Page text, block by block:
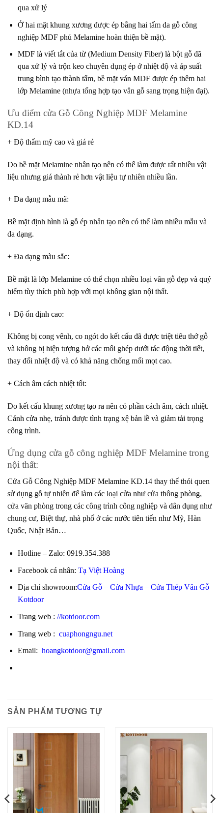
qua xử lý
Ở hai mặt khung xương được ép bằng hai tấm da gỗ công
nghiệp MDF phủ Melamine hoàn thiện bề mặt).
MDF là viết tắt của từ (Medium Density Fiber) là bột gỗ đã
qua xử lý và trộn keo chuyên dụng ép ở nhiệt độ và áp suất
trung bình tạo thành tấm, bề mặt ván MDF được ép thêm hai
lớp Melamine (nhựa tổng hợp tạo vân gỗ sang trọng hiện đại).
Ưu điểm cửa Gỗ Công Nghiệp MDF Melamine
KD.14
+ Độ thẩm mỹ cao và giá rẻ
Do bề mặt Melamine nhân tạo nên có thể làm được rất nhiều vật
liệu nhưng giá thành rẻ hơn vật liệu tự nhiên nhiều lần.
+ Đa dạng mẫu mã:
Bề mặt định hình là gỗ ép nhân tạo nên có thể làm nhiều mẫu và
đa dạng.
+ Đa dạng màu sắc:
Bề mặt là lớp Melamine có thể chọn nhiều loại vân gỗ đẹp và quý
hiếm tùy thích phù hợp với mọi không gian nội thất.
+ Độ ổn định cao:
Không bị cong vênh, co ngót do kết cấu đã được triệt tiêu thớ gỗ
và không bị hiện tượng hở các mối ghép dưới tác động thời tiết,
thay đổi nhiệt độ và có khả năng chống mối mọt cao.
+ Cách âm cách nhiệt tốt:
Do kết cấu khung xương tạo ra nên có phần cách âm, cách nhiệt.
Cánh cửa nhẹ, tránh được tình trạng xệ bản lề và giảm tải trọng
công trình.
Ứng dụng cửa gỗ công nghiệp MDF Melamine trong
nội thất:
Cửa Gỗ Công Nghiệp MDF Melamine KD.14 thay thế thói quen
sử dụng gỗ tự nhiên để làm các loại cửa như cửa thông phòng,
cửa văn phòng trong các công trình công nghiệp và dân dụng như
chung cư, Biệt thự, nhà phố ở các nước tiên tiến như Mỹ, Hàn
Quốc, Nhật Bản…
Hotline – Zalo: 0919.354.388
Facebook cá nhân: Tạ Việt Hoàng
Địa chỉ showroom:Cửa Gỗ – Cửa Nhựa – Cửa Thép Vân Gỗ
Kotdoor
Trang web : //kotdoor.com
Trang web: cuaphongngu.net
Email: hoangkotdoor@gmail.com
SẢN PHẨM TƯƠNG TỰ